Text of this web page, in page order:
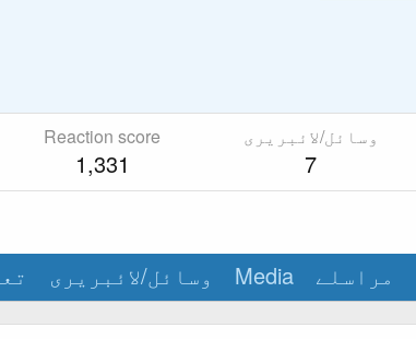
وسائل/لائبریری
7
Reaction score
1,331
مراسلے Media وسائل/لائبریری